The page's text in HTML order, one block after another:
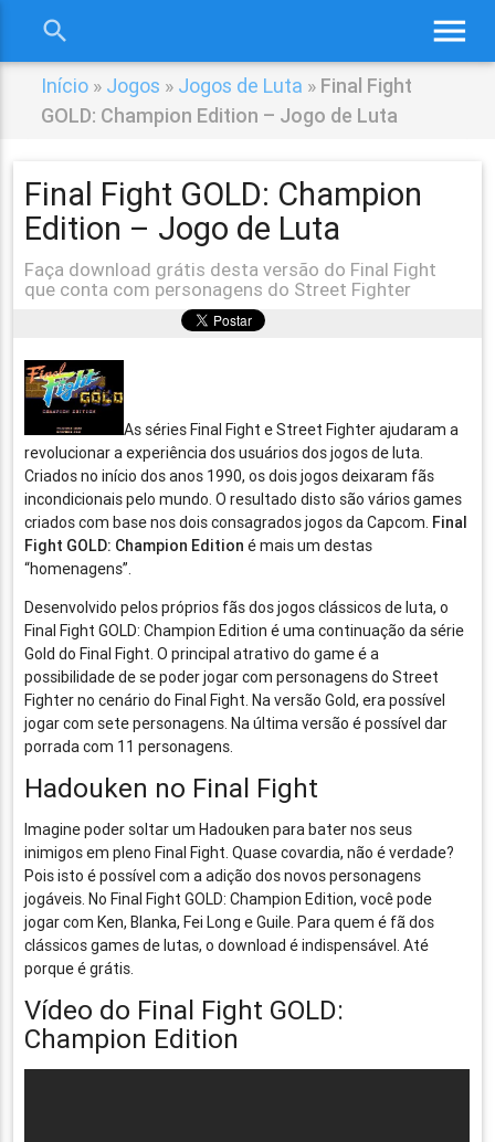
menu
search
Início » Jogos » Jogos de Luta » Final Fight
GOLD: Champion Edition – Jogo de Luta
Final Fight GOLD: Champion
Edition – Jogo de Luta
Faça download grátis desta versão do Final Fight
que conta com personagens do Street Fighter
As séries Final Fight e Street Fighter ajudaram a
revolucionar a experiência dos usuários dos jogos de luta.
Criados no início dos anos 1990, os dois jogos deixaram fãs
incondicionais pelo mundo. O resultado disto são vários games
criados com base nos dois consagrados jogos da Capcom. Final
Fight GOLD: Champion Edition é mais um destas
“homenagens”.
Desenvolvido pelos próprios fãs dos jogos clássicos de luta, o
Final Fight GOLD: Champion Edition é uma continuação da série
Gold do Final Fight. O principal atrativo do game é a
possibilidade de se poder jogar com personagens do Street
Fighter no cenário do Final Fight. Na versão Gold, era possível
jogar com sete personagens. Na última versão é possível dar
porrada com 11 personagens.
Hadouken no Final Fight
Imagine poder soltar um Hadouken para bater nos seus
inimigos em pleno Final Fight. Quase covardia, não é verdade?
Pois isto é possível com a adição dos novos personagens
jogáveis. No Final Fight GOLD: Champion Edition, você pode
jogar com Ken, Blanka, Fei Long e Guile. Para quem é fã dos
clássicos games de lutas, o download é indispensável. Até
porque é grátis.
Vídeo do Final Fight GOLD:
Champion Edition